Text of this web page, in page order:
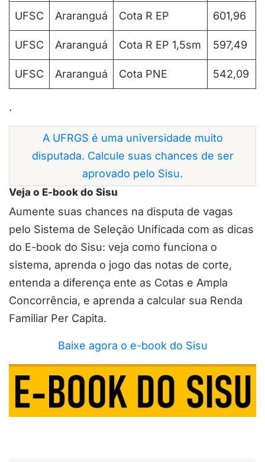
UFSC Araranguá Cota R EP 601,96
UFSC Araranguá Cota R EP 1,5sm 597,49
UFSC Araranguá Cota PNE 542,09
.
A UFRGS é uma universidade muito
disputada. Calcule suas chances de ser
aprovado pelo Sisu.
Veja o E-book do Sisu
Aumente suas chances na disputa de vagas
pelo Sistema de Seleção Unificada com as dicas
do E-book do Sisu: veja como funciona o
sistema, aprenda o jogo das notas de corte,
entenda a diferença ente as Cotas e Ampla
Concorrência, e aprenda a calcular sua Renda
Familiar Per Capita.
Baixe agora o e-book do Sisu